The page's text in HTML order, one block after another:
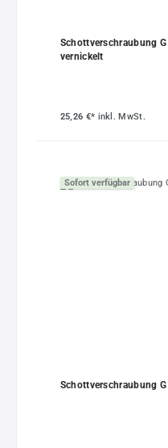
Schottverschraubung
vernickelt
25,26 €* inkl. MwSt.
Sofort verfügbar
Schottverschraubung